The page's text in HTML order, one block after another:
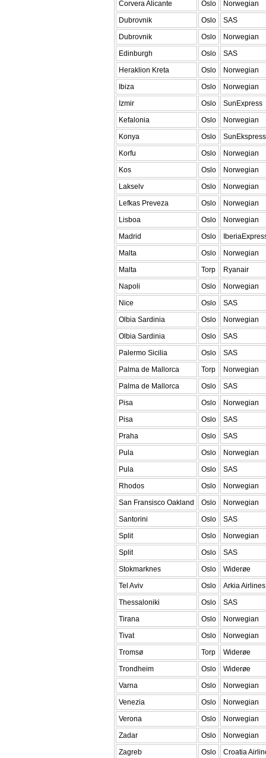
Corvera Alicante
Oslo
Norwegian
Dubrovnik
Oslo
SAS
Dubrovnik
Oslo
Norwegian
Edinburgh
Oslo
SAS
Heraklion Kreta
Oslo
Norwegian
Ibiza
Oslo
Norwegian
Izmir
Oslo
SunExpress
Kefalonia
Oslo
Norwegian
Konya
Oslo
SunEkspress
Korfu
Oslo
Norwegian
Kos
Oslo
Norwegian
Lakselv
Oslo
Norwegian
Lefkas Preveza
Oslo
Norwegian
Lisboa
Oslo
Norwegian
Madrid
Oslo
Malta
Oslo
Norwegian
Malta
Torp
Ryanair
Napoli
Oslo
Norwegian
Nice
Oslo
SAS
Olbia Sardinia
Oslo
Norwegian
Olbia Sardinia
Oslo
SAS
Palermo Sicilia
Oslo
SAS
Palma de Mallorca
Torp
Norwegian
Palma de Mallorca
Oslo
SAS
Pisa
Oslo
Norwegian
Pisa
Oslo
SAS
Praha
Oslo
SAS
Pula
Oslo
Norwegian
Pula
Oslo
SAS
Rhodos
Oslo
Norwegian
San Fransisco Oakland
Oslo
Norwegian
Santorini
Oslo
SAS
Split
Oslo
Norwegian
Split
Oslo
SAS
Stokmarknes
Oslo
Widerøe
Tel Aviv
Oslo
Arkia Airlines
Thessaloniki
Oslo
SAS
Tirana
Oslo
Norwegian
Tivat
Oslo
Norwegian
Tromsø
Torp
Widerøe
Trondheim
Oslo
Widerøe
Varna
Oslo
Norwegian
Venezia
Oslo
Norwegian
Verona
Oslo
Norwegian
Zadar
Oslo
Norwegian
Zagreb
Oslo Croatia